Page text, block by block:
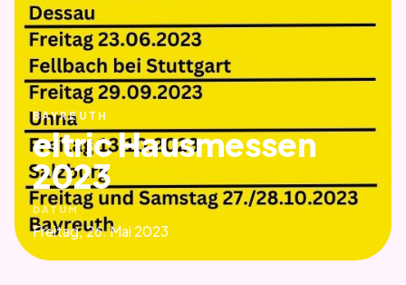
BAYREUTH
eltric Hausmessen
2023
DATUM
Freitag, 26. Mai 2023